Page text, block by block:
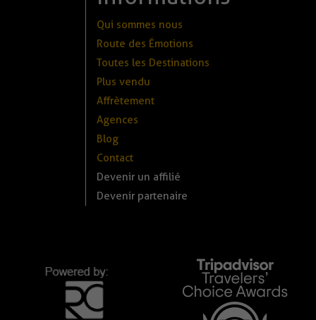
Qui sommes nous
Route des Émotions
Toutes les Destinations
Plus vendu
Affrètement
Agences
Blog
Contact
Devenir un affilié
Devenir partenaire